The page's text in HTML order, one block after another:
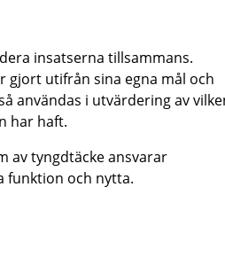
insatserna tillsammans.
utifrån sina egna mål och
användas i utvärdering av
har haft.
av tyngdtäcke ansvarar
funktion och nytta.